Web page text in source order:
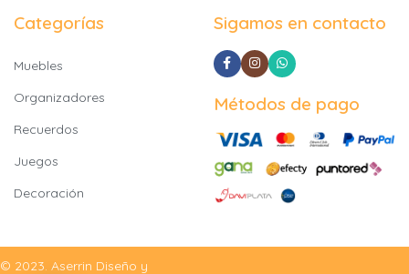
Categorías
Muebles
Organizadores
Recuerdos
Juegos
Decoración
Sigamos en contacto
Métodos de pago
© 2023. Aserrin Diseño y